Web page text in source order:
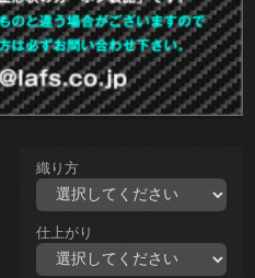
織り方
仕上がり